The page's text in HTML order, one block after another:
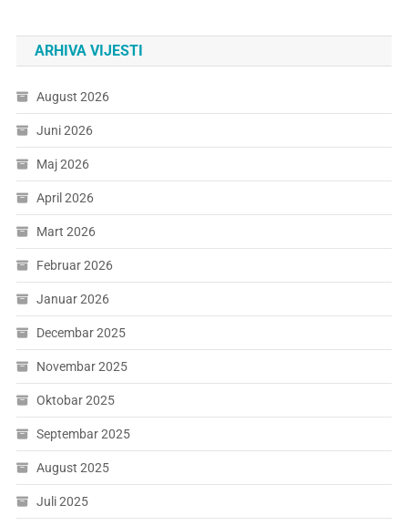
ARHIVA VIJESTI
August 2026
Juni 2026
Maj 2026
April 2026
Mart 2026
Februar 2026
Januar 2026
Decembar 2025
Novembar 2025
Oktobar 2025
Septembar 2025
August 2025
Juli 2025